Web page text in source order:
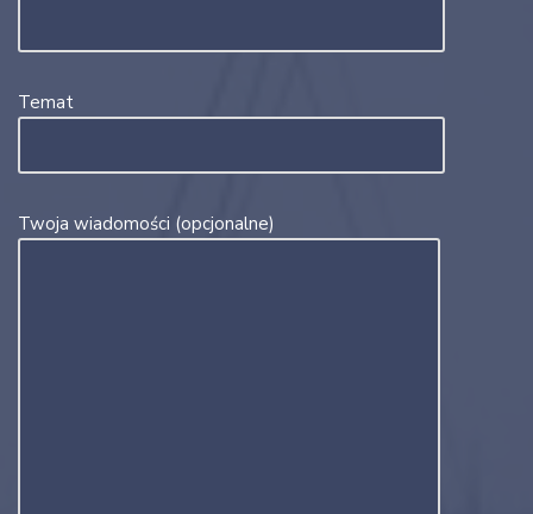
Temat
Twoja wiadomości (opcjonalne)